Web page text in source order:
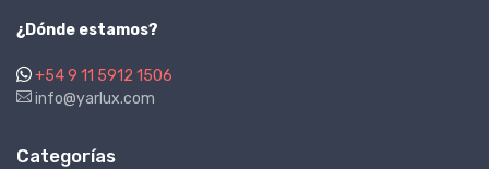
¿Dónde estamos?
+54 9 11 5912 1506
info@yarlux.com
Categorías